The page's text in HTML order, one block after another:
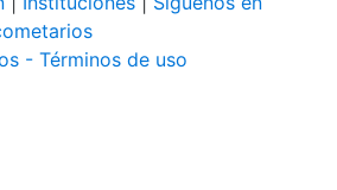
- Términos de uso